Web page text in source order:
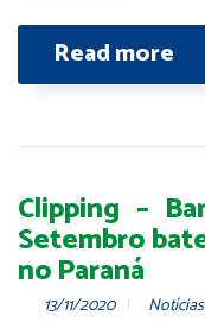
Read more
Clipping –
Setembro
no Paraná
13/11/2020 Notícias